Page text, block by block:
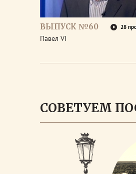
ВЫПУСК №60 28
Павел VI
СОВЕТУЕМ